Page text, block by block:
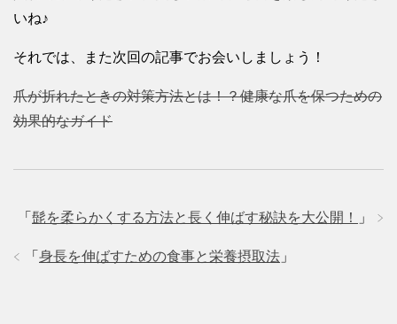
いね♪
それでは、また次回の記事でお会いしましょう！
爪が折れたときの対策方法とは！？健康な爪を保つための
効果的なガイド
「 髭を柔らかくする方法と長く伸ばす秘訣を大公開！ 」
「 身長を伸ばすための食事と栄養摂取法 」